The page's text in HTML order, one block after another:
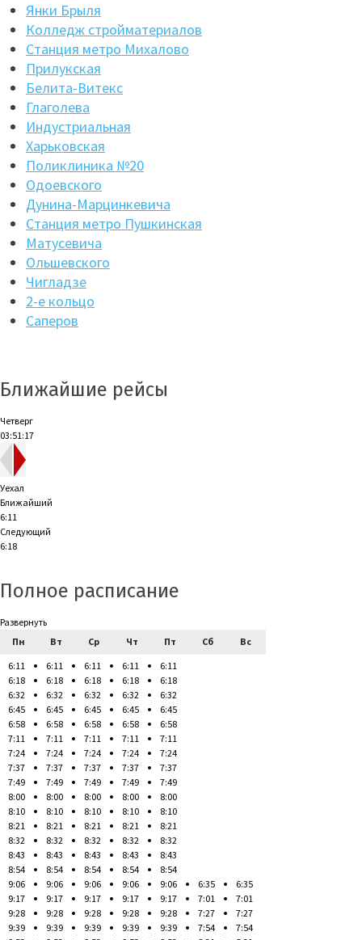
Янки Брыля
Колледж стройматериалов
Станция метро Михалово
Прилукская
Белита-Витекс
Глаголева
Индустриальная
Харьковская
Поликлиника №20
Одоевского
Дунина-Марцинкевича
Станция метро Пушкинская
Матусевича
Ольшевского
Чигладзе
2-е кольцо
Саперов
Ближайшие рейсы
Четверг
03:51:18
Уехал
Ближайший
6:11
Следующий
6:18
Полное расписание
Развернуть
Пн
Вт Ср Чт Пт Сб
Вс
6:11
6:18
6:32
6:45
6:58
7:11
7:24
7:37
7:49
8:00
8:10
8:21
8:32
8:43
8:54
9:06
9:17
9:28
9:39
6:11
6:18
6:32
6:45
6:58
7:11
7:24
7:37
7:49
8:00
8:10
8:21
8:32
8:43
8:54
9:06
9:17
9:28
9:39
6:11
6:18
6:32
6:45
6:58
7:11
7:24
7:37
7:49
8:00
8:10
8:21
8:32
8:43
8:54
9:06
9:17
9:28
9:39
6:11
6:18
6:32
6:45
6:58
7:11
7:24
7:37
7:49
8:00
8:10
8:21
8:32
8:43
8:54
9:06
9:17
9:28
9:39
6:11
6:18
6:32
6:45
6:58
7:11
7:24
7:37
7:49
8:00
8:10
8:21
8:32
8:43
8:54
9:06
9:17
9:28
9:39
6:35
7:01
7:27
7:54
6:35
7:01
7:27
7:54